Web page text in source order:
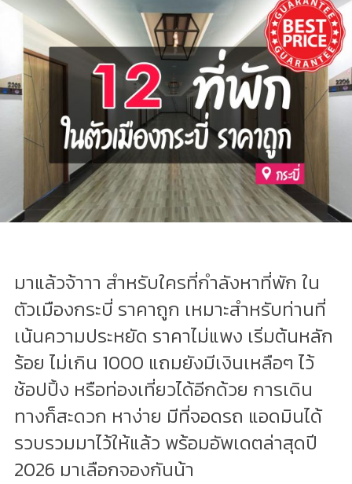
มาแล้วจ้าาา สำหรับใครที่กำลังหาที่พัก ใน
ตัวเมืองกระบี่ ราคาถูก เหมาะสำหรับท่านที่
เน้นความประหยัด ราคาไม่แพง เริ่มต้นหลัก
ร้อย ไม่เกิน 1000 แถมยังมีเงินเหลือๆ ไว้
ช้อปปิ้ง หรือท่องเที่ยวได้อีกด้วย การเดิน
ทางก็สะดวก หาง่าย มีที่จอดรถ แอดมินได้
รวบรวมมาไว้ให้แล้ว พร้อมอัพเดตล่าสุดปี
2026 มาเลือกจองกันน้า